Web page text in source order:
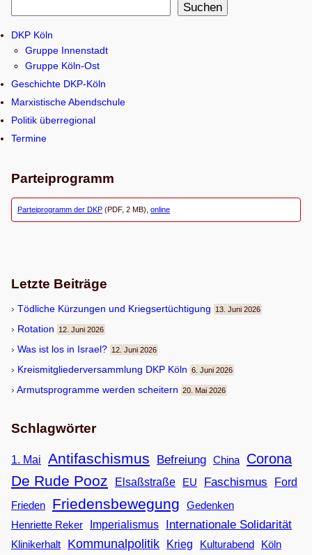
h
e
n
Suchen
DKP Köln
Gruppe Innenstadt
Gruppe Köln-Ost
Geschichte DKP-Köln
Marxistische Abendschule
Politik überregional
Termine
Parteiprogramm
Parteiprogramm der DKP (PDF, 2 MB), online
Letzte Beiträge
Töd­li­che Kür­zun­gen und Kriegsertüchtigung 13. Juni 2026
Rota­tion 12. Juni 2026
Was ist los in Israel? 12. Juni 2026
Kreis­mit­glie­der­ver­samm­lung DKP Köln 6. Juni 2026
Armuts­pro­gramme wer­den scheitern 20. Mai 2026
Schlagwörter
1. Mai Antifaschismus Befreiung China Corona
De Rude Pooz Elsaßstraße EU Faschismus
Ford
Frieden
Friedensbewegung
Gedenken
Henriette Reker
Imperialismus Internationale Solidarität
Klinikerhalt Kommunalpolitik Krieg Kulturabend
Köln